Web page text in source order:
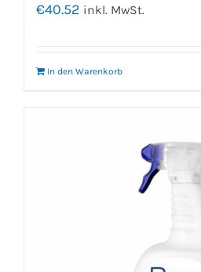
€40.52 inkl. MwSt.
In den Warenkorb